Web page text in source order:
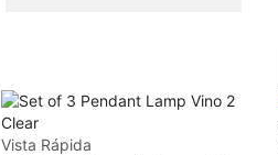
Vista Rápida